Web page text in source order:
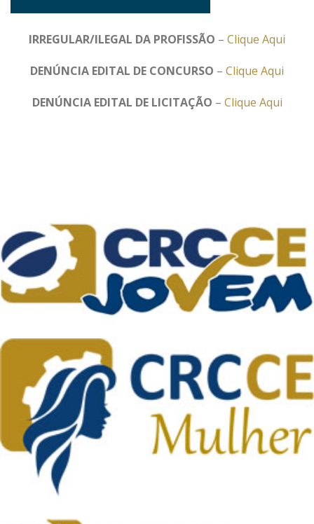
IRREGULAR/ILEGAL DA PROFISSÃO – Clique Aqui
DENÚNCIA EDITAL DE CONCURSO – Clique Aqui
DENÚNCIA EDITAL DE LICITAÇÃO – Clique Aqui